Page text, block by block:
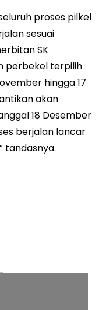
proses pilkel
sesuai
SK
perbekel terpilih
hingga 17
akan
18 Desember
berjalan lancar
tandasnya.